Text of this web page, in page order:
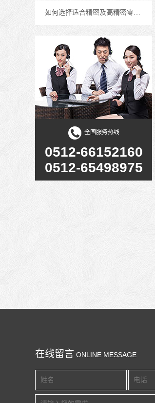
如何选择适合精密及高精密零件加工行业的数控成型磨床
全国服务热线
0512-66152160
0512-65498975
在线留言 ONLINE MESSAGE